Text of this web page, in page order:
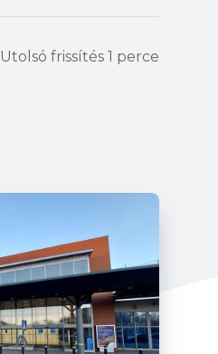
Utolsó frissítés 1 perce